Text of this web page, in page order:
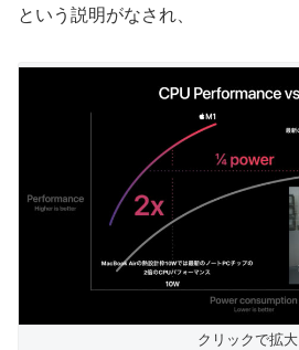
という説明がなされ、
クリックで拡大